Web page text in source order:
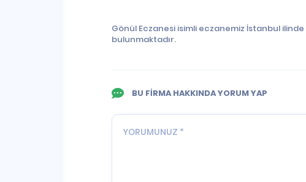
Gönül Eczanesi isimli eczanemiz İstanbul
bulunmaktadır.
BU FİRMA HAKKINDA YORUM YAP